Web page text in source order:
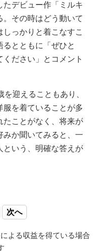
デビュー作「ミルキ
その時はどう動いて
っかりと着こなすこ
とともに「ぜひと
ださい」とコメント
迎えることもあり、
服を着ていることが多
たことがなく、将来が
みか聞いてみると、一
という、明確な答えが
次へ
よる収益を得ている場合